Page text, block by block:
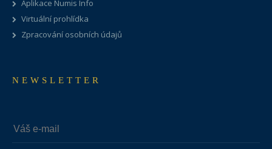
Aplikace Numis Info
Virtuální prohlídka
Zpracování osobních údajů
NEWSLETTER